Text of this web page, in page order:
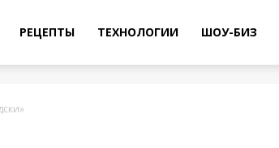
РЕЦЕПТЫ ТЕХНОЛОГИИ ШОУ-БИЗ